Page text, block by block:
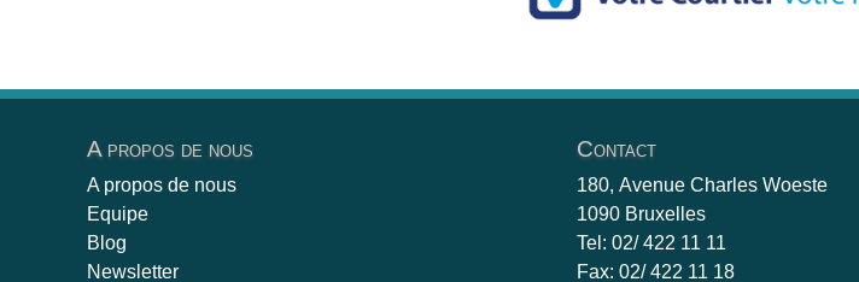
A propos de nous
A propos de nous
Equipe
Blog
Newsletter
Contact
180, Avenue Charles Woeste
1090 Bruxelles
Tel: 02/ 422 11 11
Fax: 02/ 422 11 18